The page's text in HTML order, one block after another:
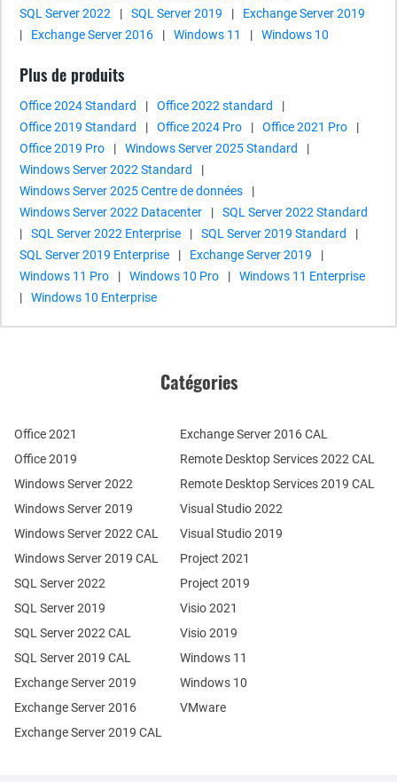
SQL Server 2022
| SQL Server 2019 |
Exchange Server 2019
|
Exchange Server 2016 | Windows 11 | Windows 10
Plus de produits
Office 2024 Standard | Office 2022 standard
|
Office 2019 Standard
| Office 2024 Pro | Office 2021 Pro
|
Office 2019 Pro
| Windows Server 2025 Standard
|
Windows Server 2022 Standard
|
Windows Server 2025 Centre de données
|
Windows Server 2022 Datacenter
|
SQL Server 2022 Standard
|
SQL Server 2022 Enterprise | SQL Server 2019 Standard
|
SQL Server 2019 Enterprise
| Exchange Server 2019
|
Windows 11 Pro
| Windows 10 Pro |
Windows 11 Enterprise
|
Windows 10 Enterprise
Catégories
Office 2021
Office 2019
Windows Server 2022
Windows Server 2019
Exchange Server 2019
Exchange Server 2016
SQL Server 2022
SQL Server 2019
Windows Server 2022 CAL
Windows Server 2019 CAL
SQL Server 2022 CAL
SQL Server 2019 CAL
Remote Desktop Services 2022 CAL
Remote Desktop Services 2019 CAL
Exchange Server 2019 CAL
Exchange Server 2016 CAL
Visual Studio 2022
Visual Studio 2019
Project 2021
Project 2019
Visio 2021
Visio 2019
Windows 11
Windows 10
VMware